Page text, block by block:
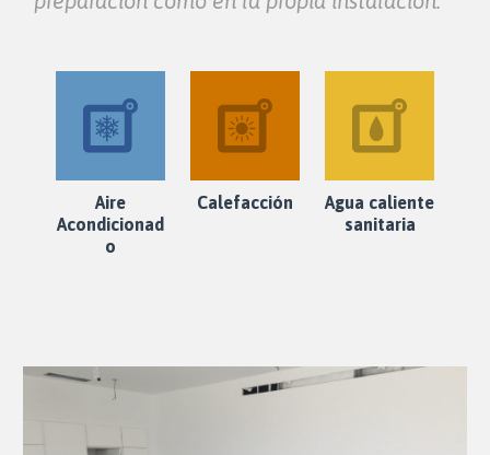
Aire
Acondicionad
o
Calefacción
Agua caliente
sanitaria